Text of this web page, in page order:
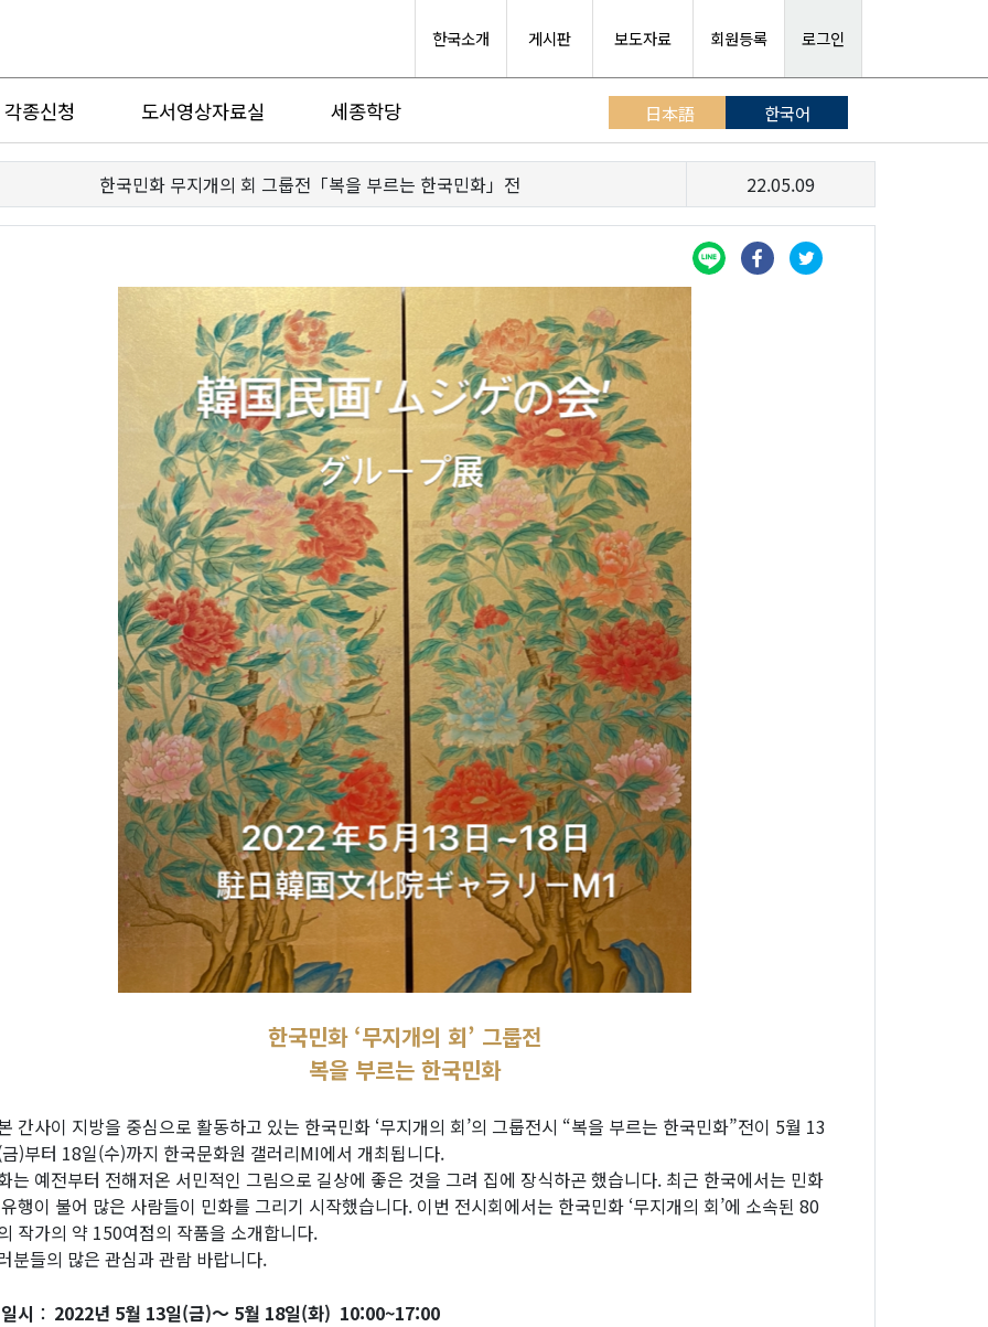
한국소개 게시판 보도자료 회원등록 로그인
각종신청 도서영상자료실 세종학당 日本語 한국어
한국민화 무지개의 회 그룹전「복을 부르는 한국민화」전 22.05.09
한국민화 ‘무지개의 회’ 그룹전
복을 부르는 한국민화
간사이 지방을 중심으로 활동하고 있는 한국민화 ‘무지개의 회’의 그룹전시 “복을 부르는 한국민화”전이 5월 13
)부터 18일(수)까지 한국문화원 갤러리MI에서 개최됩니다.
는 예전부터 전해저온 서민적인 그림으로 길상에 좋은 것을 그려 집에 장식하곤 했습니다. 최근 한국에서는 민화
행이 불어 많은 사람들이 민화를 그리기 시작했습니다. 이번 전시회에서는 한국민화 ‘무지개의 회’에 소속된 80
작가의 약 150여점의 작품을 소개합니다.
분들의 많은 관심과 관람 바랍니다.
일시 ： 2022년 5월 13일(금)～ 5월 18일(화) 10:00~17:00